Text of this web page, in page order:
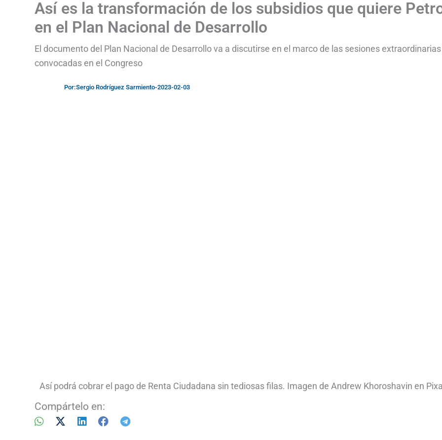
Así es la transformación de los subsidios que quiere
en el Plan Nacional de Desarrollo
El documento del Plan Nacional de Desarrollo va a discutirse en el marco de las sesiones extraordinarias
convocadas en el Congreso
Por:Sergio Rodríguez Sarmiento-2023-02-03
Así podrá cobrar el pago de Renta Ciudadana sin tediosas filas. Imagen de Andrew Khoroshavin en
Compártelo en: